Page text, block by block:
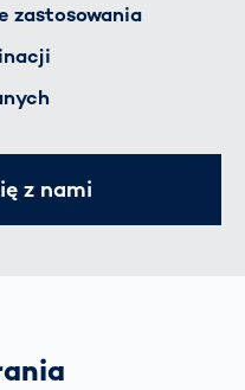
zastosowania
z nami